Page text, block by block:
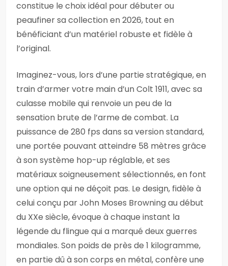
constitue le choix idéal pour débuter ou
peaufiner sa collection en 2026, tout en
bénéficiant d’un matériel robuste et fidèle à
l’original.
Imaginez-vous, lors d’une partie stratégique, en
train d’armer votre main d’un Colt 1911, avec sa
culasse mobile qui renvoie un peu de la
sensation brute de l’arme de combat. La
puissance de 280 fps dans sa version standard,
une portée pouvant atteindre 58 mètres grâce
à son système hop-up réglable, et ses
matériaux soigneusement sélectionnés, en font
une option qui ne déçoit pas. Le design, fidèle à
celui conçu par John Moses Browning au début
du XXe siècle, évoque à chaque instant la
légende du flingue qui a marqué deux guerres
mondiales. Son poids de près de 1 kilogramme,
en partie dû à son corps en métal, confère une